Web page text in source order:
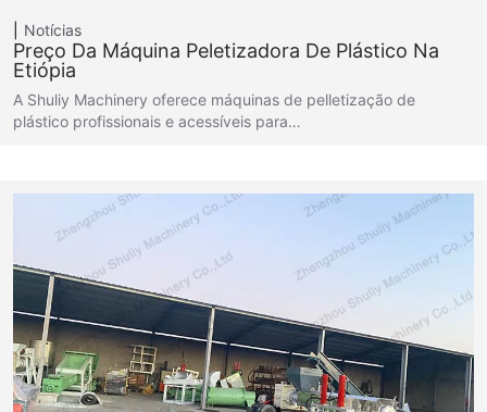
Notícias
Preço Da Máquina Peletizadora De Plástico Na
Etiópia
A Shuliy Machinery oferece máquinas de pelletização de
plástico profissionais e acessíveis para…